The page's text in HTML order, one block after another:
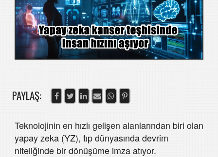
PAYLAŞ:
Teknolojinin en hızlı gelişen alanlarından biri olan
yapay zeka (YZ), tıp dünyasında devrim
niteliğinde bir dönüşüme imza atıyor.